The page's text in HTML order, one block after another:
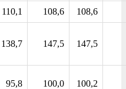
110,1 108,6
108,6
138,7 147,5 147,5
95,8 100,0 100,2